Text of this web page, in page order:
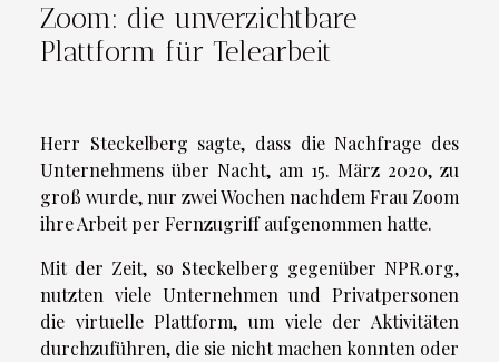
Zoom: die unverzichtbare
Plattform für Telearbeit
Herr Steckelberg sagte, dass die Nachfrage des
Unternehmens über Nacht, am 15. März 2020, zu
groß wurde, nur zwei Wochen nachdem Frau Zoom
ihre Arbeit per Fernzugriff aufgenommen hatte.
Mit der Zeit, so Steckelberg gegenüber NPR.org,
nutzten viele Unternehmen und Privatpersonen
die virtuelle Plattform, um viele der Aktivitäten
durchzuführen, die sie nicht machen konnten oder